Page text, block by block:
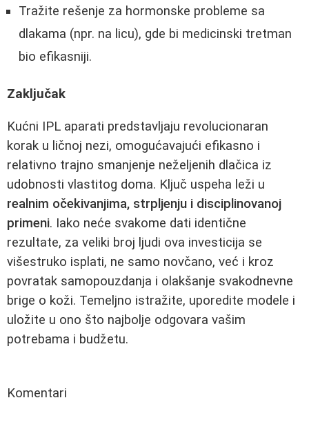
Tražite rešenje za hormonske probleme sa
dlakama (npr. na licu), gde bi medicinski tretman
bio efikasniji.
Zaključak
Kućni IPL aparati predstavljaju revolucionaran
korak u ličnoj nezi, omogućavajući efikasno i
relativno trajno smanjenje neželjenih dlačica iz
udobnosti vlastitog doma. Ključ uspeha leži u
realnim očekivanjima, strpljenju i disciplinovanoj
primeni. Iako neće svakome dati identične
rezultate, za veliki broj ljudi ova investicija se
višestruko isplati, ne samo novčano, već i kroz
povratak samopouzdanja i olakšanje svakodnevne
brige o koži. Temeljno istražite, uporedite modele i
uložite u ono što najbolje odgovara vašim
potrebama i budžetu.
Komentari